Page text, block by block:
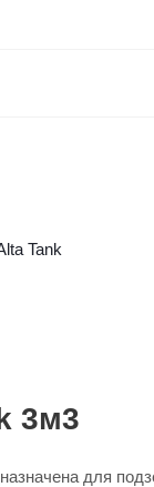
Tank
3м3
для